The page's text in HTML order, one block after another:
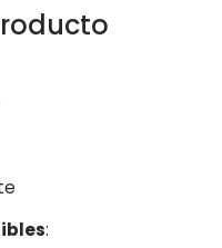
: